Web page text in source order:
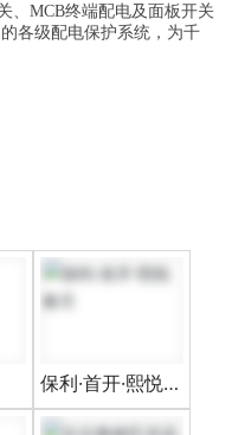
、MCB终端配电及面板开关
各级配电保护系统，为千
保利·首开·熙悦春
天